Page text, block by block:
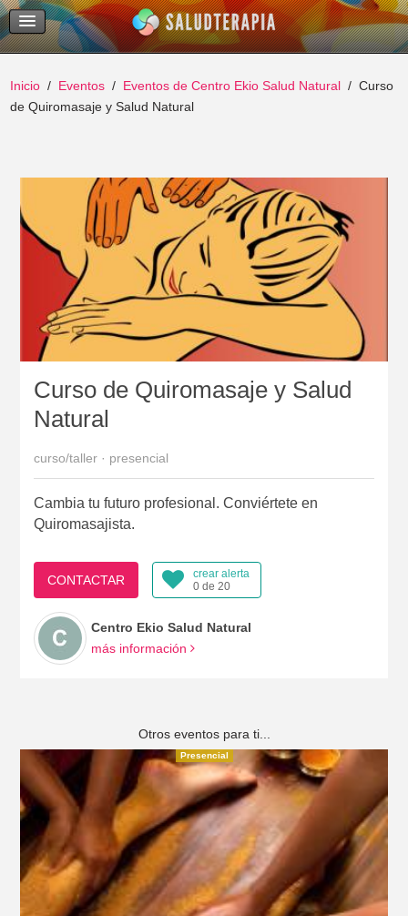
Temas Recientes
Buscar
Inicio Eventos Eventos de Centro Ekio Salud Natural
Curso
de Quiromasaje y Salud Natural
Curso de Quiromasaje y Salud
Natural
curso/taller · presencial
Cambia tu futuro profesional. Conviértete en
Quiromasajista.
CONTACTAR
crear alerta
0 de 20
Centro Ekio Salud Natural
más información
Otros eventos para ti...
Presencial